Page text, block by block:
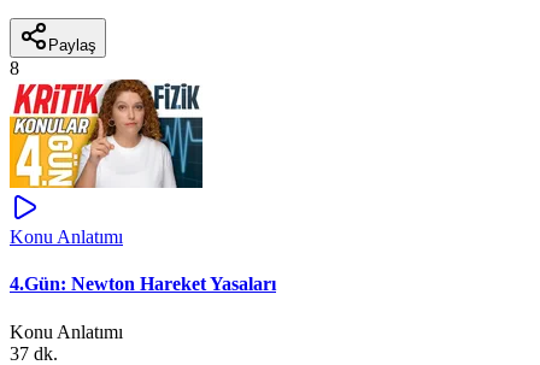
Paylaş
8
Konu Anlatımı
4.Gün: Newton Hareket Yasaları
Konu Anlatımı
37 dk.